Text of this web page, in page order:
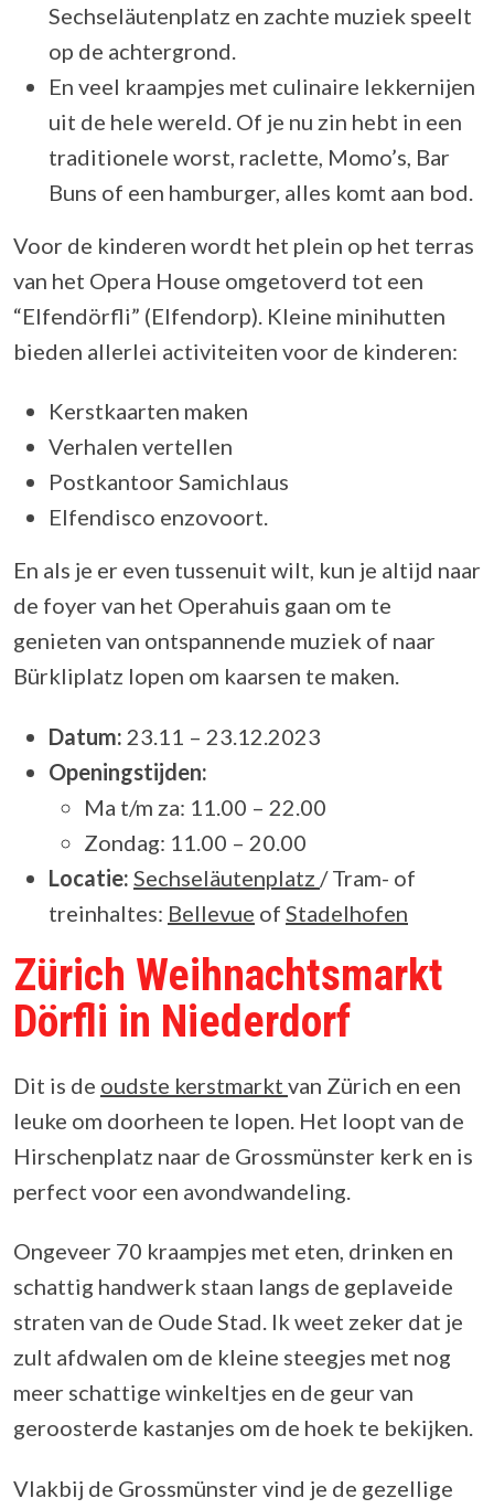
Sechseläutenplatz en zachte muziek speelt
op de achtergrond.
En veel kraampjes met culinaire lekkernijen
uit de hele wereld. Of je nu zin hebt in een
traditionele worst, raclette, Momo’s, Bar
Buns of een hamburger, alles komt aan bod.
Voor de kinderen wordt het plein op het terras
van het Opera House omgetoverd tot een
“Elfendörfli” (Elfendorp). Kleine minihutten
bieden allerlei activiteiten voor de kinderen:
Kerstkaarten maken
Verhalen vertellen
Postkantoor Samichlaus
Elfendisco enzovoort.
En als je er even tussenuit wilt, kun je altijd naar
de foyer van het Operahuis gaan om te
genieten van ontspannende muziek of naar
Bürkliplatz lopen om kaarsen te maken.
Datum: 23.11 – 23.12.2023
Openingstijden:
Ma t/m za: 11.00 – 22.00
Zondag: 11.00 – 20.00
Locatie: Sechseläutenplatz / Tram- of
treinhaltes: Bellevue of Stadelhofen
Zürich Weihnachtsmarkt
Dörfli in Niederdorf
Dit is de oudste kerstmarkt van Zürich en een
leuke om doorheen te lopen. Het loopt van de
Hirschenplatz naar de Grossmünster kerk en is
perfect voor een avondwandeling.
Ongeveer 70 kraampjes met eten, drinken en
schattig handwerk staan langs de geplaveide
straten van de Oude Stad. Ik weet zeker dat je
zult afdwalen om de kleine steegjes met nog
meer schattige winkeltjes en de geur van
geroosterde kastanjes om de hoek te bekijken.
Vlakbij de Grossmünster vind je de gezellige